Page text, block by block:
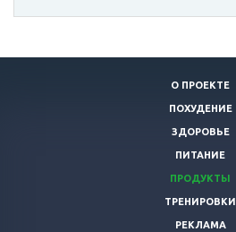
О ПРОЕКТЕ
ПОХУДЕНИЕ
ЗДОРОВЬЕ
ПИТАНИЕ
ПРОДУКТЫ
ТРЕНИРОВКИ
РЕКЛАМА